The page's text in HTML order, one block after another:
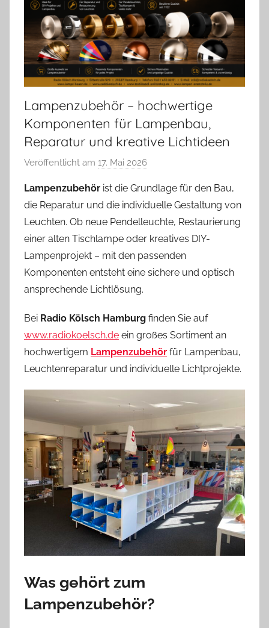
Lampenzubehör – hochwertige
Komponenten für Lampenbau,
Reparatur und kreative Lichtideen
Veröffentlicht am 17. Mai 2026
n
A
n
d
r
e
Lampenzubehör ist die Grundlage für den Bau,
die Reparatur und die individuelle Gestaltung von
Leuchten. Ob neue Pendelleuchte, Restaurierung
einer alten Tischlampe oder kreatives DIY-
Lampenprojekt – mit den passenden
Komponenten entsteht eine sichere und optisch
ansprechende Lichtlösung.
Bei Radio Kölsch Hamburg finden Sie auf
www.radiokoelsch.de ein großes Sortiment an
hochwertigem Lampenzubehör für Lampenbau,
Leuchtenreparatur und individuelle Lichtprojekte.
Was gehört zum
Lampenzubehör?